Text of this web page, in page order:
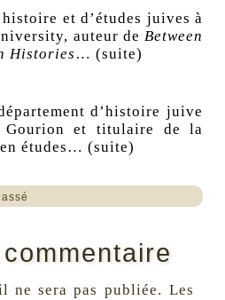
et d’études juives à
auteur deBetween
Histories … (suite)
d’histoire juive
Gourion et titulaire de la
études… (suite)
ne sera pas publiée. Les